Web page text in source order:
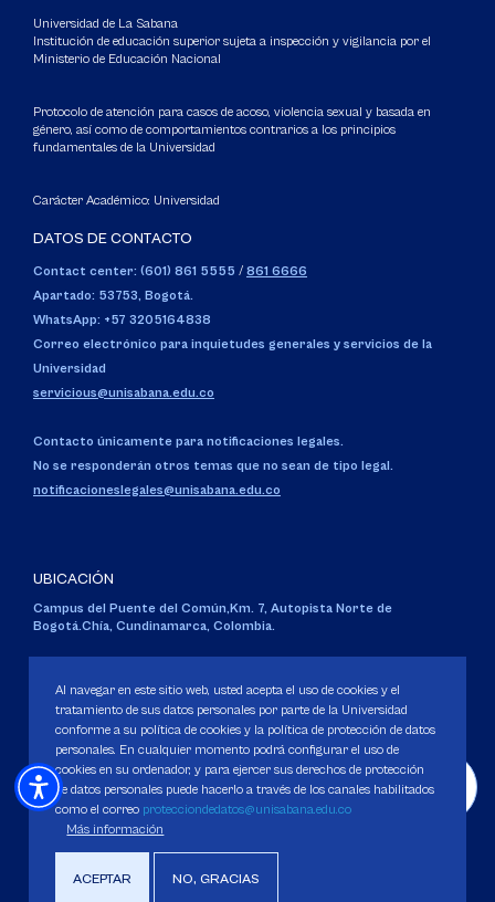
Universidad de La Sabana
Institución de educación superior sujeta a inspección y vigilancia por el
Ministerio de Educación Nacional
Protocolo de atención para casos de acoso, violencia sexual y basada en
género, así como de comportamientos contrarios a los principios
fundamentales de la Universidad
Carácter Académico: Universidad
DATOS DE CONTACTO
Contact center: (601) 861 5555 / 861 6666
Apartado: 53753, Bogotá.
WhatsApp: +57 3205164838
Correo electrónico para inquietudes generales y servicios de la
Universidad
servicious@unisabana.edu.co
Contacto únicamente para notificaciones legales.
No se responderán otros temas que no sean de tipo legal.
notificacioneslegales@unisabana.edu.co
UBICACIÓN
Campus del Puente del Común,Km. 7, Autopista Norte de
Bogotá.Chía, Cundinamarca, Colombia.
Personería Jurídica:Resolución 130 del 14 de enero de 1980.
Ministerio de Educación Nacional.
Política de Protección de datos
Derechos Pecuniarios
Al navegar en este sitio web, usted acepta el uso de cookies y el
tratamiento de sus datos personales por parte de la Universidad
conforme a su política de cookies y la política de protección de datos
personales. En cualquier momento podrá configurar el uso de
cookies en su ordenador, y para ejercer sus derechos de protección
de datos personales puede hacerlo a través de los canales habilitados
como el correo protecciondedatos@unisabana.edu.co
Más información
ACEPTAR NO, GRACIAS